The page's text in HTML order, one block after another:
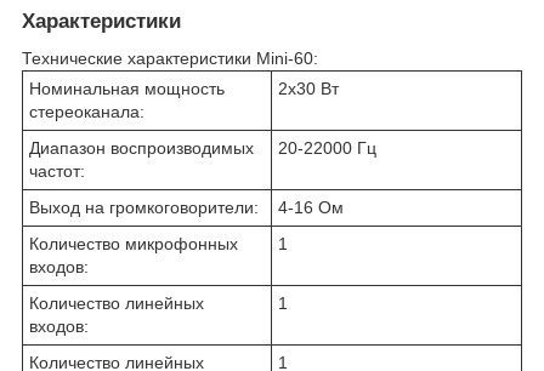
Характеристики
Технические характеристики Mini-60:
Номинальная мощность
стереоканала:
2x30 Вт
Диапазон воспроизводимых
частот:
20-22000 Гц
Выход на громкоговорители:
4-16 Ом
Количество микрофонных
входов:
1
Количество линейных
входов:
1
Количество линейных
1